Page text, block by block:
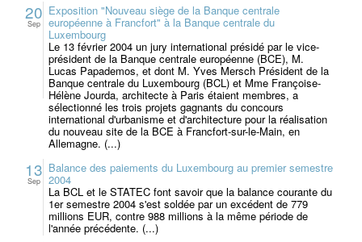
20
Sep
Exposition "Nouveau siège de la Banque centrale
européenne à Francfort" à la Banque centrale du
Luxembourg
Le 13 février 2004 un jury international présidé par le vice-
président de la Banque centrale européenne (BCE), M.
Lucas Papademos, et dont M. Yves Mersch Président de la
Banque centrale du Luxembourg (BCL) et Mme Françoise-
Hélène Jourda, architecte à Paris étaient membres, a
sélectionné les trois projets gagnants du concours
international d'urbanisme et d'architecture pour la réalisation
du nouveau site de la BCE à Francfort-sur-le-Main, en
Allemagne. (...)
13
Sep
Balance des paiements du Luxembourg au premier semestre
2004
La BCL et le STATEC font savoir que la balance courante du
1er semestre 2004 s'est soldée par un excédent de 779
millions EUR, contre 988 millions à la même période de
l'année précédente. (...)